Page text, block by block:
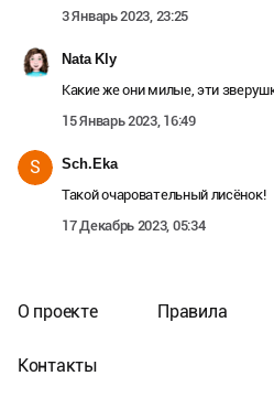
3 Январь 2023, 23:25
Nata Kly
Какие же они милые, эти
15 Январь 2023, 16:49
S Sch.Eka
Такой очаровательный лисёнок!
17 Декабрь 2023, 05:34
О проекте Правила
Контакты